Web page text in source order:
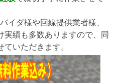
イダ様や回線提供業者様、
実績も多数ありますので、同
いただきます。